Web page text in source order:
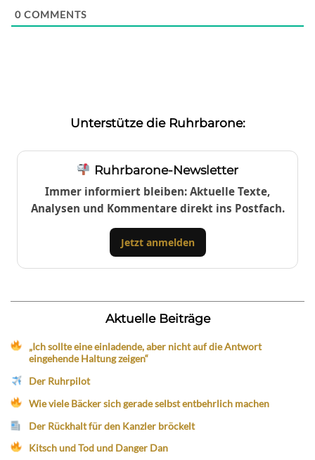
0 COMMENTS
Unterstütze die Ruhrbarone:
Ruhrbarone-Newsletter
Immer informiert bleiben: Aktuelle Texte,
Analysen und Kommentare direkt ins Postfach.
Jetzt anmelden
Aktuelle Beiträge
„Ich sollte eine einladende, aber nicht auf die Antwort
eingehende Haltung zeigen“
Der Ruhrpilot
Wie viele Bäcker sich gerade selbst entbehrlich machen
Der Rückhalt für den Kanzler bröckelt
Kitsch und Tod und Danger Dan